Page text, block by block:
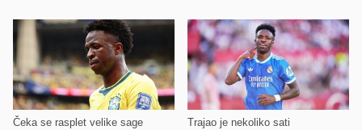
Čeka se rasplet velike sage Trajao je nekoliko sati